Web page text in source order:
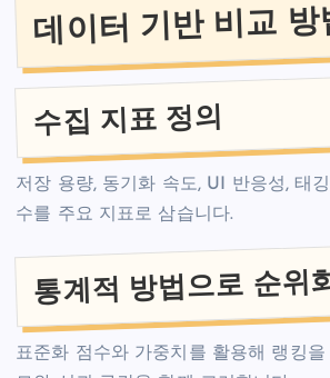
데이터 기반 비교 방
수집 지표 정의
저장 용량, 동기화 속도, UI 반응성, 태
수를 주요 지표로 삼습니다.
통계적 방법으로 순위
표준화 점수와 가중치를 활용해 랭킹